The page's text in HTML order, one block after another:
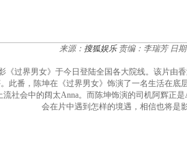
来源： 搜狐娱乐 责编：李瑞芳 日
《过界男女》于今日登陆全国各大院线。该片由
此番，陈坤在《过界男女》饰演了一名生活在
社会中的阔太Anna。而陈坤饰演的司机阿辉正
会在片中遇到怎样的境遇，相信也将是